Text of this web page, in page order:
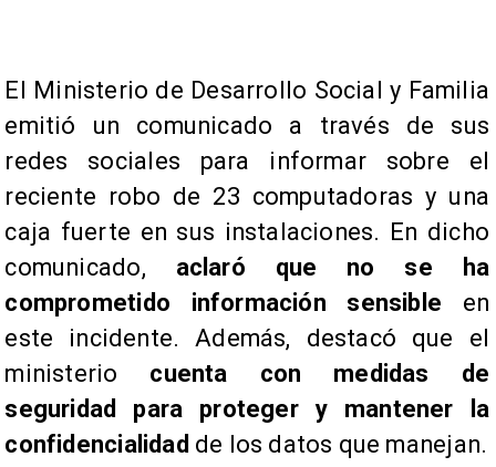
El Ministerio de Desarrollo Social y Familia
emitió un comunicado a través de sus
redes sociales para informar sobre el
reciente robo de 23 computadoras y una
caja fuerte en sus instalaciones. En dicho
comunicado, aclaró que no se ha
comprometido información sensible en
este incidente. Además, destacó que el
ministerio cuenta con medidas de
seguridad para proteger y mantener la
confidencialidad de los datos que manejan.